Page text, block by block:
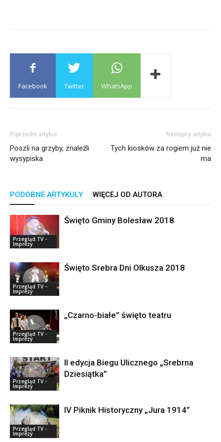
Facebook Twitter WhatsApp
Poprzedni artykuł
Poszli na grzyby, znaleźli
wysypiska
Następny artykuł
Tych kiosków za rogiem już nie
ma
PODOBNE ARTYKUŁY WIĘCEJ OD AUTORA
Przegląd TV -
Imprezy
Święto Gminy Bolesław 2018
Przegląd TV -
Imprezy
Święto Srebra Dni Olkusza 2018
Przegląd TV -
Imprezy
„Czarno-białe” święto teatru
Przegląd TV -
Imprezy
II edycja Biegu Ulicznego „Srebrna
Dziesiątka”
Przegląd TV -
Imprezy
IV Piknik Historyczny „Jura 1914”